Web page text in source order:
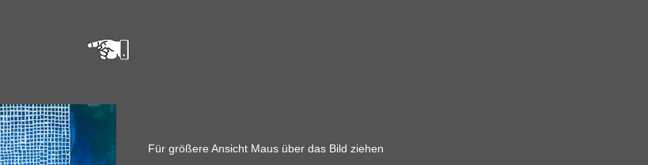
Für größere Ansicht Maus über das Bild ziehen